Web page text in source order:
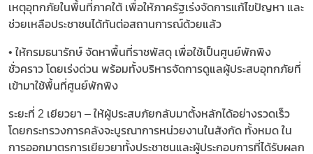
เหตุอุทกภัยในพื้นที่ภาคใต้ เพื่อให้ภาครัฐเร่งจัดการแก้ไขปัญหา และ
ช่วยเหลือประชาชนได้ทันต่อสถานการณ์ด้วยแล้ว
• ให้กรมธนารักษ์ จัดหาพื้นที่ราชพัสดุ เพื่อใช้เป็นศูนย์พักพิง
ชั่วคราว โดยเร่งด่วน พร้อมทั้งบริหารจัดการดูแลผู้ประสบอุทกภัยที่
เข้ามาใช้พื้นที่ศูนย์พักพิง
ระยะที่ 2 เยียวยา – ให้ผู้ประสบภัยกลับมาตั้งหลักได้อย่างรวดเร็ว
โดยกระทรวงการคลังจะบูรณาการหน่วยงานในสังกัด ทั้งหมด ใน
การออกมาตรการเยียวยาทั้งประชาชนและผู้ประกอบการที่ได้รับผลก